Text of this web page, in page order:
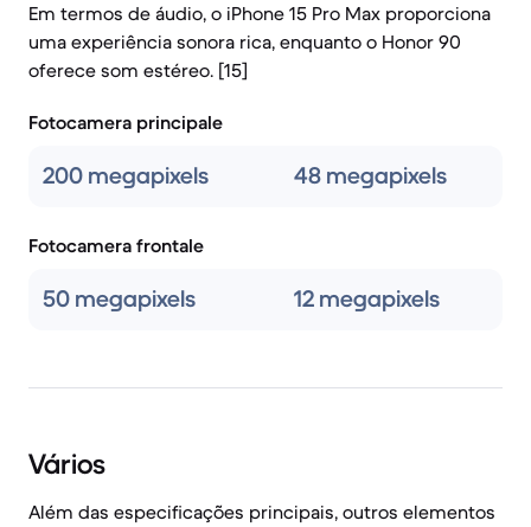
Em termos de áudio, o iPhone 15 Pro Max proporciona
uma experiência sonora rica, enquanto o Honor 90
oferece som estéreo. [15]
Fotocamera principale
200 megapixels 48 megapixels
Fotocamera frontale
50 megapixels 12 megapixels
Vários
Além das especificações principais, outros elementos